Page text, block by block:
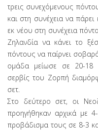
τρεις συνεχόμενους
και στη συνέχεια να
εκ νέου στη συνέχεια
Ζηλανδία να κάνει το
πόντους να παίρνει
ομάδα μείωσε σε 20-18
σερβίς του Ζορπή
σετ.
Στο δεύτερο σετ, οι
προηγήθηκαν αρχικά με
προβάδισμα τους σε 8-3